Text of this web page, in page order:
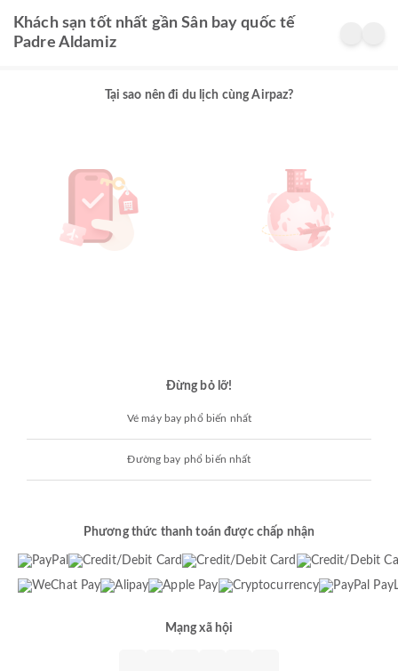
Khách sạn tốt nhất gần Sân bay quốc tế
Padre Aldamiz
Tại sao nên đi du lịch cùng Airpaz?
Đừng bỏ lỡ!
Vé máy bay phổ biến nhất
Đường bay phổ biến nhất
Phương thức thanh toán được chấp nhận
Mạng xã hội